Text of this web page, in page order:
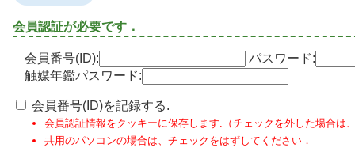
会員認証が必要です．
会員番号(ID):
パスワード:
触媒年鑑パスワード:
会員番号(ID)を記録する.
会員認証情報をクッキーに保存します.（チェックを外した場合は
共用のパソコンの場合は、チェックをはずしてください．